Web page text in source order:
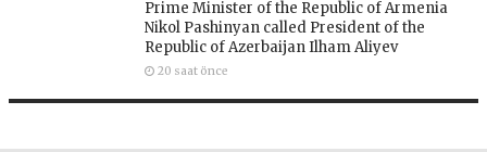
Prime Minister of the Republic of Armenia
Nikol Pashinyan called President of the
Republic of Azerbaijan Ilham Aliyev
20 saat önce